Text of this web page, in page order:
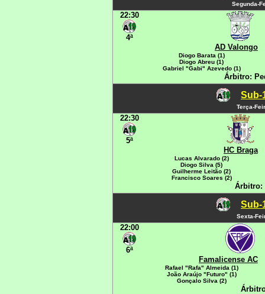
Segunda-
22:30
4ª
AD Valongo
Diogo Barata (1)
Diogo Abreu (1)
Gabriel "Gabi" Azevedo (1)
Árbitro:
Sub-
Terça-
22:30
5ª
HC Braga
Lucas Alvarado (2)
Diogo Silva (5)
Guilherme Leitão (2)
Francisco Soares (2)
Árbitro:
Sub-
Sexta-
22:00
6ª
Famalicense AC
Rafael "Rafa" Almeida (1)
João Araújo "Futuro" (1)
Gonçalo Silva (2)